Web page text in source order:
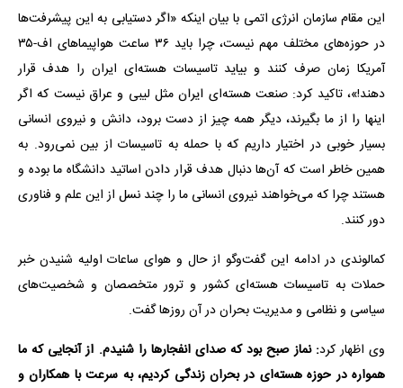
این مقام سازمان انرژی اتمی با بیان اینکه «اگر دستیابی به این پیشرفت‌ها
در حوزه‌های مختلف مهم نیست، چرا باید ۳۶ ساعت هواپیماهای اف-۳۵
آمریکا زمان صرف کنند و بیاید تاسیسات هسته‌ای ایران را هدف قرار
دهند!»، تاکید کرد: صنعت هسته‌ای ایران مثل لیبی و عراق نیست که اگر
اینها را از ما بگیرند، دیگر همه چیز از دست برود، دانش و نیروی انسانی
بسیار خوبی در اختیار داریم که با حمله به تاسیسات از بین نمی‌رود. به
همین خاطر است که آن‌ها دنبال هدف قرار دادن اساتید دانشگاه ما بوده و
هستند چرا که می‌خواهند نیروی انسانی ما را چند نسل از این علم و فناوری
دور کنند.
کمالوندی در ادامه این گفت‌وگو از حال و هوای ساعات اولیه شنیدن خبر
حملات به تاسیسات هسته‌ای کشور و ترور متخصصان و شخصیت‌های
سیاسی و نظامی و مدیریت بحران در آن روزها گفت.
وی اظهار کرد: نماز صبح بود که صدای انفجارها را شنیدم. از آنجایی که ما
همواره در حوزه هسته‌ای در بحران زندگی کردیم، به سرعت با همکاران و